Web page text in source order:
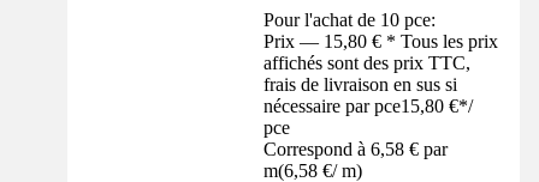
Pour l'achat de 10 pce:
Prix — 15,80 € * Tous les prix
affichés sont des prix TTC,
frais de livraison en sus si
nécessaire par pce15,80 €*/
pce
Correspond à 6,58 € par
m(6,58 €/ m)